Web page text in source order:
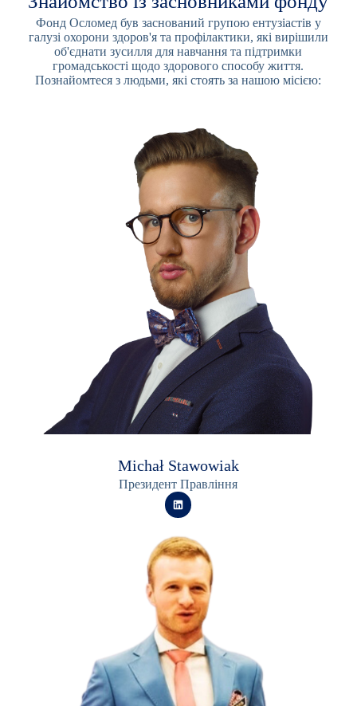
Фонд Осломед був заснований групою ентузіастів у
галузі охорони здоров'я та профілактики, які вирішили
об'єднати зусилля для навчання та підтримки
громадськості щодо здорового способу життя.
Познайомтеся з людьми, які стоять за нашою місією:
Michał Stawowiak
Президент Правління